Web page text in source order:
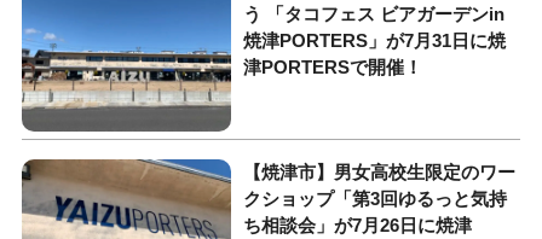
う 「タコフェス ビアガーデンin
焼津PORTERS」が7月31日に焼
津PORTERSで開催！
【焼津市】男女高校生限定のワー
クショップ「第3回ゆるっと気持
ち相談会」が7月26日に焼津